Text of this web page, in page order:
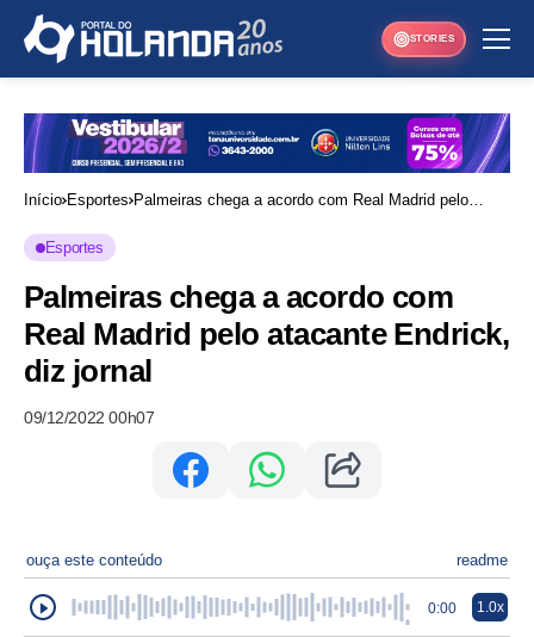
STORIES
Início Esportes Palmeiras chega a acordo com Real Madrid pelo
Esportes
Palmeiras chega a acordo com
Real Madrid pelo atacante Endrick,
diz jornal
09/12/2022 00h07
ouça este conteúdo readme
0:00 1.0x